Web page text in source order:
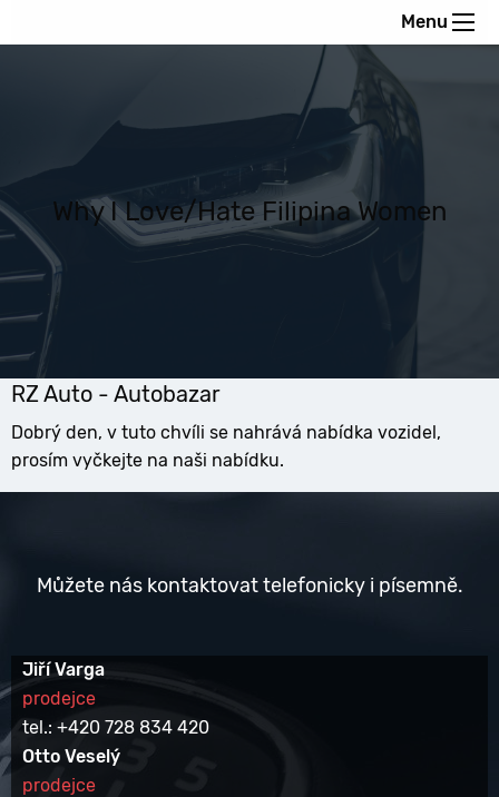
Menu
Why I Love/Hate Filipina Women
RZ Auto - Autobazar
Dobrý den, v tuto chvíli se nahrává nabídka vozidel,
prosím vyčkejte na naši nabídku.
Můžete nás kontaktovat telefonicky i písemně.
Jiří Varga
prodejce
tel.: +420 728 834 420
Otto Veselý
prodejce